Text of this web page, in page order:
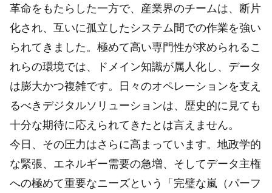
革命をもたらした一方で、産業界のチームは、断片
化され、互いに孤立したシステム間での作業を強い
られてきました。極めて高い専門性が求められるこ
れらの環境では、ドメイン知識が属人化し、データ
は膨大かつ複雑です。日々のオペレーションを支え
るべきデジタルソリューションは、歴史的に見ても
十分な期待に応えられてきたとは言えません。
今日、その圧力はさらに高まっています。地政学的
な緊張、エネルギー需要の急増、そしてデータ主権
への極めて重要なニーズという「完璧な嵐（パーフ